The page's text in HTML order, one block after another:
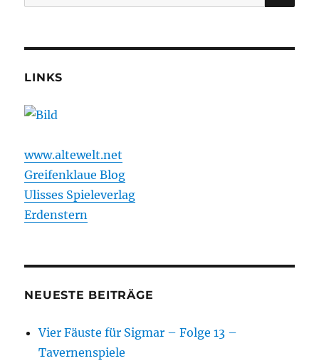
nach:
LINKS
www.altewelt.net
Greifenklaue Blog
Ulisses Spieleverlag
Erdenstern
NEUESTE BEITRÄGE
Vier Fäuste für Sigmar – Folge 13 –
Tavernenspiele